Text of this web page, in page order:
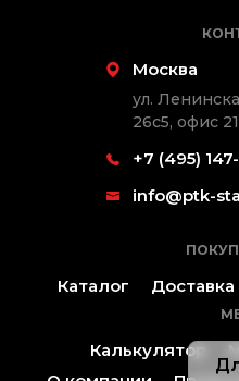
Москва
ул.
26с5, офис
+7 (495)
info@ptk-
Каталог Доставка
Калькулятор